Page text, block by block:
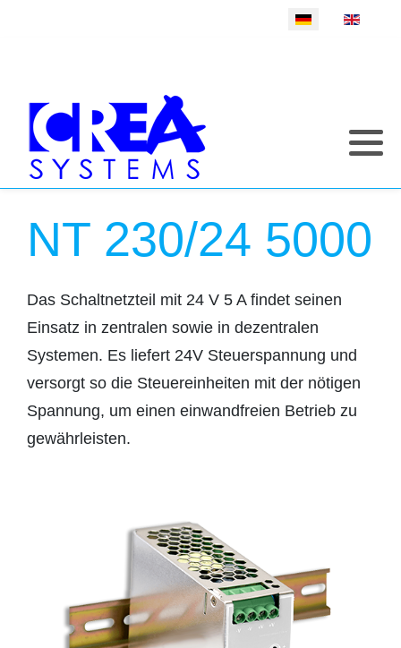
Sprache auswählen
NT 230/24 5000
Das Schaltnetzteil mit 24 V 5 A findet seinen
Einsatz in zentralen sowie in dezentralen
Systemen. Es liefert 24V Steuerspannung und
versorgt so die Steuereinheiten mit der nötigen
Spannung, um einen einwandfreien Betrieb zu
gewährleisten.